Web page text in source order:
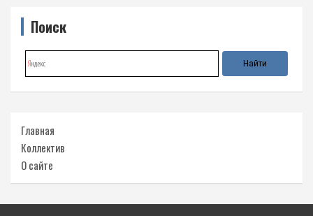
Поиск
Главная
Коллектив
О сайте